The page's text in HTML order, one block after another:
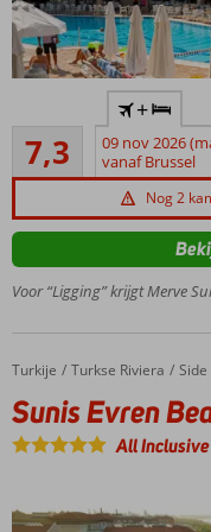
ontspannen
in de Spa
Prachtig
Vlak bij
en het
strand
7,3
Voldoende/goed
109
beoordelingen
+
09 nov 2026
vanaf Brussel
Nog 2
Voor “Ligging” krijgt Merve
Home
Turkije Turkse Riviera Side
Sunis Evren Beach Resort
Sunis Evren
All Inclusive